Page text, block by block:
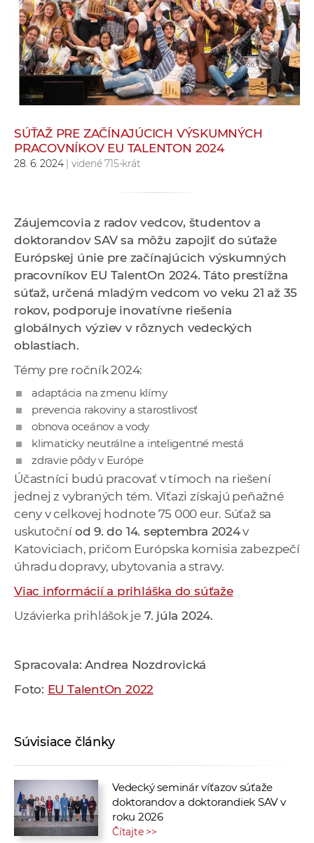
e
v
p
r
a
c
v
c
h
a
p
h
S
A
SÚŤAŽ PRE ZAČÍNAJÚCICH VÝSKUMNÝCH
PRACOVNÍKOV EU TALENTON 2024
28. 6. 2024| videné 715-krát
Záujemcovia z radov vedcov, študentov a
doktorandov SAV sa môžu zapojiť do súťaže
Európskej únie pre začínajúcich výskumných
pracovníkov EU TalentOn 2024. Táto prestížna
súťaž, určená mladým vedcom vo veku 21 až 35
rokov, podporuje inovatívne riešenia
globálnych výziev v rôznych vedeckých
oblastiach.
Témy pre ročník 2024:
adaptácia na zmenu klímy
prevencia rakoviny a starostlivosť
obnova oceánov a vody
klimaticky neutrálne a inteligentné mestá
zdravie pôdy v Európe
Účastníci budú pracovať v tímoch na riešení
jednej z vybraných tém. Víťazi získajú peňažné
ceny v celkovej hodnote 75 000 eur. Súťaž sa
uskutoční od 9. do 14. septembra 2024v
Katoviciach, pričom Európska komisia zabezpečí
úhradu dopravy, ubytovania a stravy.
Viac informácií a prihláška do súťaže
Uzávierka prihlášok je 7. júla 2024.
Spracovala: Andrea Nozdrovická
Foto: EU TalentOn 2022
Súvisiace články
Vedecký seminár víťazov súťaže
doktorandov a doktorandiek SAV v
roku 2026
Čítajte >>